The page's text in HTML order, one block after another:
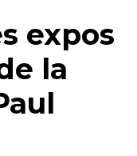
expos
la